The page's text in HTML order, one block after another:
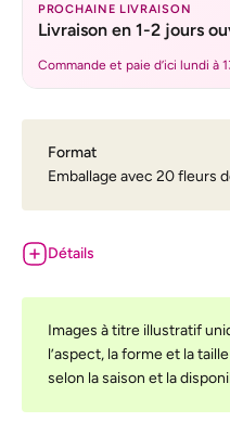
PROCHAINE LIVRAISON
Livraison en 1-2 jours
Commande et paie d’ici lundi à
Format
Emballage avec 20 fleurs
Détails
Images à titre illustratif
l’aspect, la forme et la
selon la saison et la